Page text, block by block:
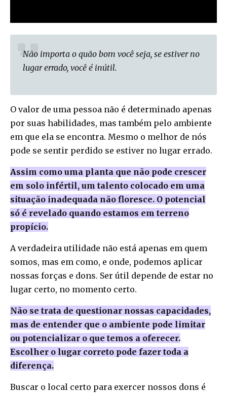
Não importa o quão bom você seja, se estiver no
lugar errado, você é inútil.
O valor de uma pessoa não é determinado apenas
por suas habilidades, mas também pelo ambiente
em que ela se encontra. Mesmo o melhor de nós
pode se sentir perdido se estiver no lugar errado.
Assim como uma planta que não pode crescer
em solo infértil, um talento colocado em uma
situação inadequada não floresce. O potencial
só é revelado quando estamos em terreno
propício.
A verdadeira utilidade não está apenas em quem
somos, mas em como, e onde, podemos aplicar
nossas forças e dons. Ser útil depende de estar no
lugar certo, no momento certo.
Não se trata de questionar nossas capacidades,
mas de entender que o ambiente pode limitar
ou potencializar o que temos a oferecer.
Escolher o lugar correto pode fazer toda a
diferença.
Buscar o local certo para exercer nossos dons é